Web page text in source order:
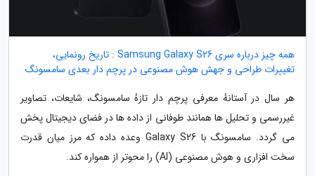
همه چیز درباره سری Samsung Galaxy S26 : تاریخ رونمایی،
تغییرات طراحی و جهش هوش مصنوعی در پرچم دار بعدی سامسونگ
هر سال در آستانهٔ معرفی پرچم دار تازهٔ سامسونگ، شایعات، تصاویر
غیررسمی و تحلیل ها همانند طوفانی از داده ها در فضای دیجیتال پخش
می گردد. سامسونگ با Galaxy S26 وعده داده که مرز میان قدرت
سخت افزاری و هوش مصنوعی (AI) را محوتر از همواره کند.